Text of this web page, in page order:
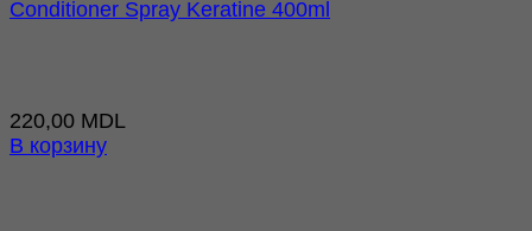
Conditioner Spray Keratine 400ml
220,00 MDL
В корзину